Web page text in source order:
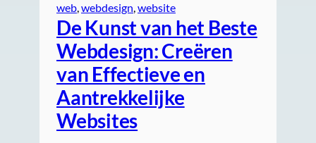
web, webdesign, website
De Kunst van het Beste
Webdesign: Creëren
van Effectieve en
Aantrekkelijke
Websites